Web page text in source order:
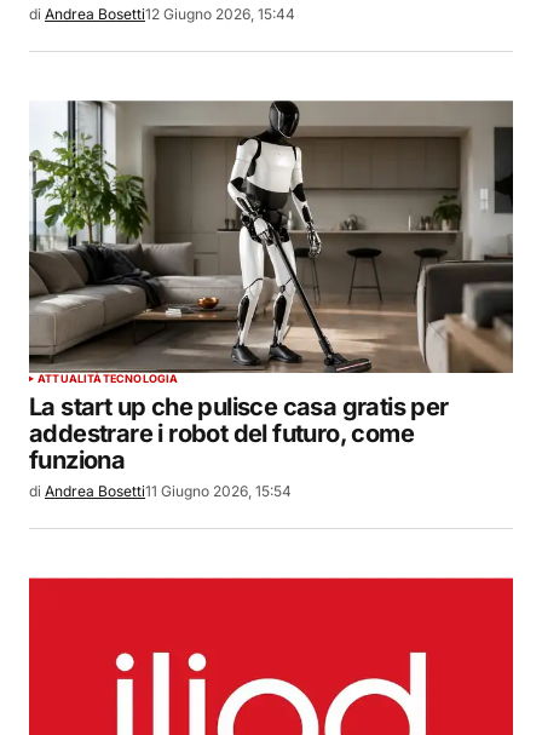
di Andrea Bosetti12 Giugno 2026, 15:44
ATTUALITÀTECNOLOGIA
La start up che pulisce casa gratis per
addestrare i robot del futuro, come
funziona
di Andrea Bosetti11 Giugno 2026, 15:54